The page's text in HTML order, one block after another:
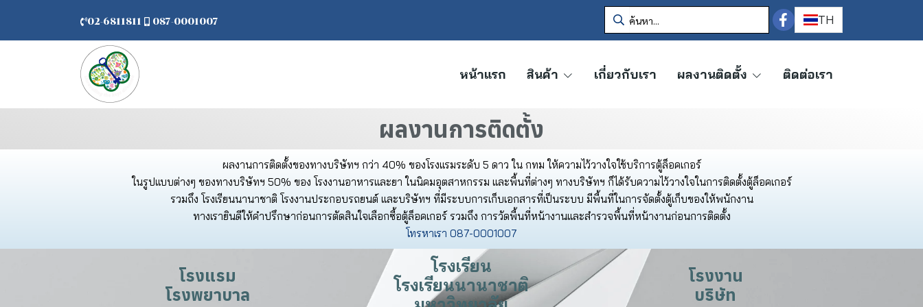
02-6811811 087-0001007 TH
หน้าแรก สินค้า เกี่ยวกับเรา ผลงานติดตั้ง ติดต่อเรา
ผลงานการติดตั้ง
ผลงานการติดตั้งของทางบริษัทฯ กว่า 40% ของโรงแรมระดับ 5 ดาว ใน กทม ให้ความไว้วางใจใช้บริการตู้ล็อคเกอร์
ในรูปแบบต่างๆ ของทางบริษัทฯ 50% ของ โรงงานอาหารและยา ในนิคมอุตสาหกรรม และพื้นที่ต่างๆ ทางบริษัทฯ ก็ได้รับความไว้วางใจในการติดตั้งตู้ล็อคเกอร์
รวมถึง โรงเรียนนานาชาติ โรงงานประกอบรถยนต์ และบริษัทฯ ที่มีระบบการเก็บเอกสารที่เป็นระบบ มีพื้นที่ในการจัดตั้งตู้เก็บของให้พนักงาน
ทางเรายินดีให้คำปรึกษาก่อนการตัดสินใจเลือกซื้อตู้ล็อคเกอร์ รวมถึง การวัดพื้นที่หน้างานและสำรวจพื้นที่หน้างานก่อนการติดตั้ง
โทรหาเรา 087-0001007
โรงแรม
โรงพยาบาล
โรงเรียน
โรงเรียนนานาชาติ
โรงงาน
บริษัท